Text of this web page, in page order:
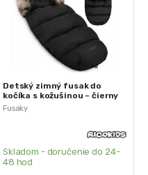
Fusaky
Detský zimný fusak do
kočíka s kožušinou – čierny
Skladom - doručenie do 24-
48 hod